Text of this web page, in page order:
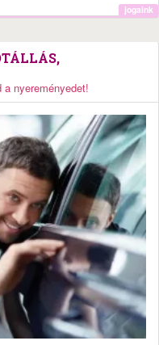
jogaink
nyereményedet!